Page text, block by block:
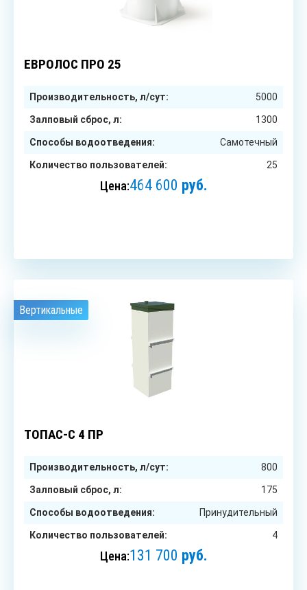
ЕВРОЛОС ПРО 25
Производительность, л/сут: 5000
Залповый сброс, л: 1300
Способы водоотведения: Самотечный
Количество пользователей: 25
Цена:464 600 руб.
Вертикальные
ТОПАС-С 4 ПР
Производительность, л/сут: 800
Залповый сброс, л: 175
Способы водоотведения: Принудительный
Количество пользователей: 4
Цена:131 700 руб.